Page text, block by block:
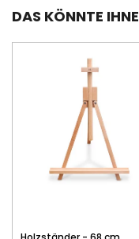
DAS KÖNNTE